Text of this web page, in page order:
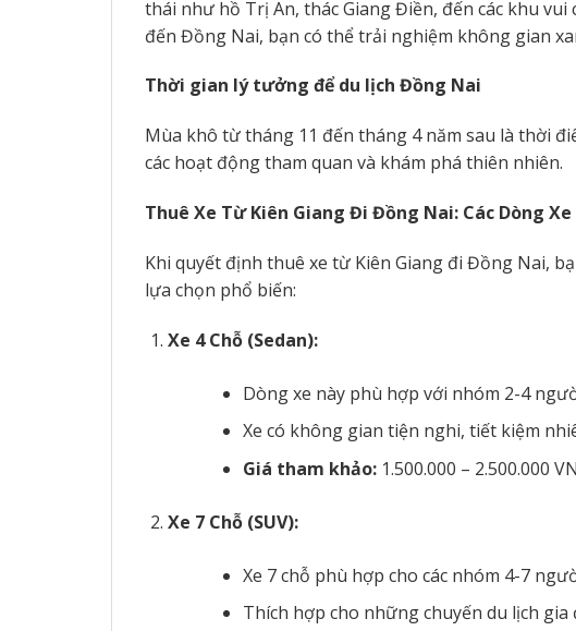
thái như hồ Trị An, thác Giang Điền, đến các khu
đến Đồng Nai, bạn có thể trải nghiệm không gian
Thời gian lý tưởng để du lịch Đồng Nai
Mùa khô từ tháng 11 đến tháng 4 năm sau là thời
các hoạt động tham quan và khám phá thiên nhiên.
Thuê Xe Từ Kiên Giang Đi Đồng Nai: Các Dòng Xe
Khi quyết định thuê xe từ Kiên Giang đi Đồng Nai,
lựa chọn phổ biến:
Xe 4 Chỗ (Sedan):
Dòng xe này phù hợp với nhóm 2-4
Xe có không gian tiện nghi, tiết kiệm
Giá tham khảo:1.500.000 – 2.500.000
Xe 7 Chỗ (SUV):
Xe 7 chỗ phù hợp cho các nhóm 4-7
Thích hợp cho những chuyến du lịch gia